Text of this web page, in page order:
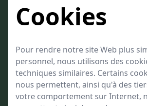
Cookies
Pour rendre notre site Web plus
personnel, nous utilisons des
techniques similaires. Certains
nous permettent, ainsi qu'à des
votre comportement sur Internet,